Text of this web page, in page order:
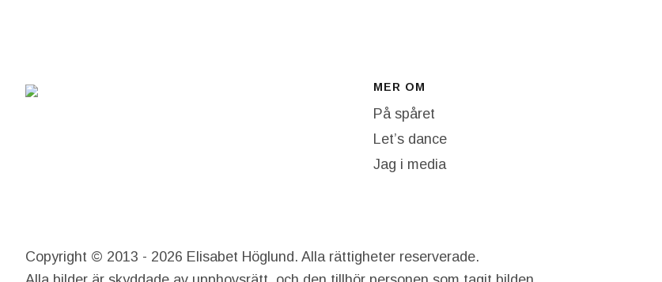
MER OM
På spåret
Let’s dance
Jag i media
Copyright © 2013 - 2026 Elisabet Höglund. Alla rättigheter reserverade.